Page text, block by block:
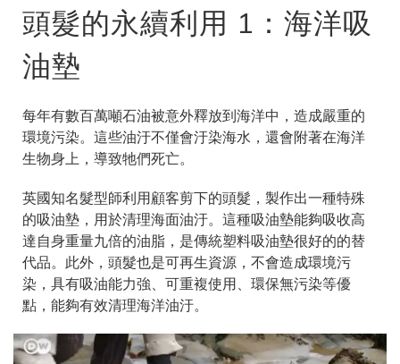
頭髮的永續利用 1：海洋吸
油墊
每年有數百萬噸石油被意外釋放到海洋中，造成嚴重的
環境污染。這些油汙不僅會汙染海水，還會附著在海洋
生物身上，導致牠們死亡。
英國知名髮型師利用顧客剪下的頭髮，製作出一種特殊
的吸油墊，用於清理海面油汙。這種吸油墊能夠吸收高
達自身重量九倍的油脂，是傳統塑料吸油墊很好的的替
代品。此外，頭髮也是可再生資源，不會造成環境污
染，具有吸油能力強、可重複使用、環保無污染等優
點，能夠有效清理海洋油汙。